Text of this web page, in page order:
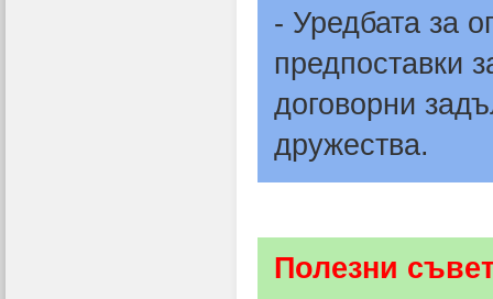
- Уредбата за
предпоставки
договорни
дружества.
Полезни